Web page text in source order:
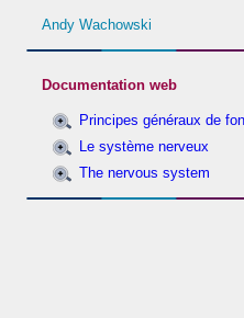
Andy Wachowski
Documentation web
Principes généraux de
Le système nerveux
The nervous system